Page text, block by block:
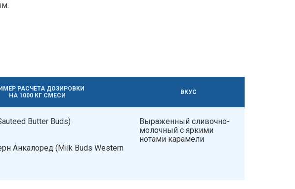
РАСЧЕТА ДОЗИРОВКИ
НА 1000 КГ СМЕСИ
ВКУС
Butter Buds)
Анкалоред​​ (Milk Buds Western
Выраженный сливочно-
молочный с яркими
нотами карамели